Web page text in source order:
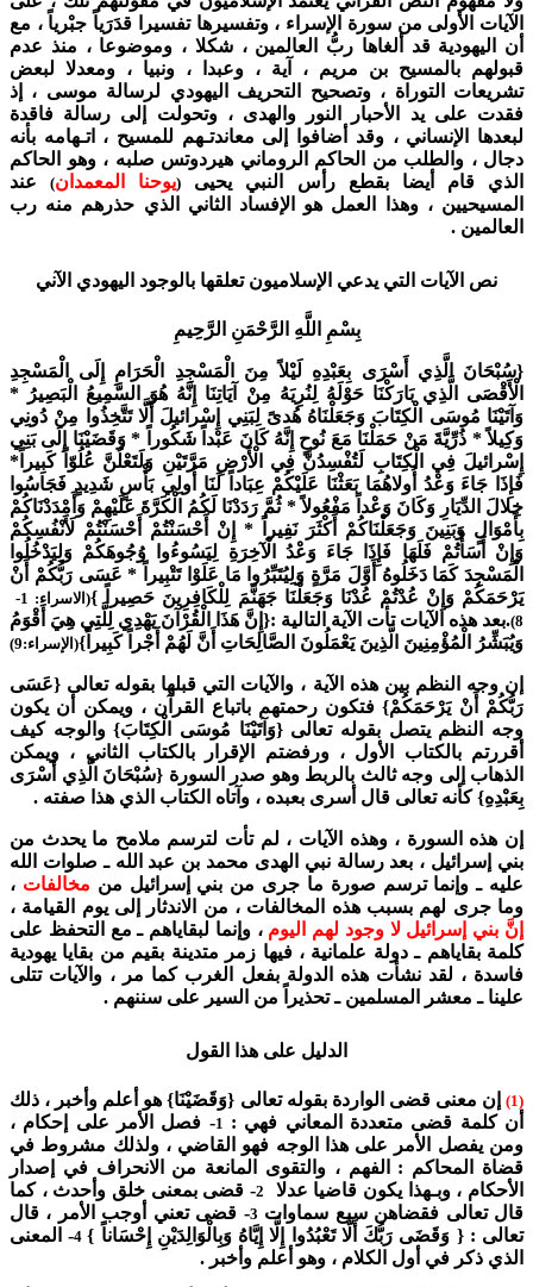
الآيات الأولى من سورة الإسراء ، وتفسيرها تفسيرا قدَرَياً جبْرياً ، مع
أن اليهودية قد ألغاها ربُّ العالمين ، شكلا ، وموضوعا ، منذ عدم
قبولهم بالمسيح بن مريم ، آية ، وعبدا ، ونبيا ، ومعدلا لبعض
تشريعات التوراة ، وتصحيح التحريف اليهودي لرسالة موسى ، إذ
فقدت على يد الأحبار النور والهدى ، وتحولت إلى رسالة فاقدة
لبعدها الإنساني ، وقد أضافوا إلى معاندتـهم للمسيح ، اتـهامه بأنه
دجال ، والطلب من الحاكم الروماني هيردوتس صلبه ، وهو الحاكم
الذي قام أيضا بقطع رأس النبي يحيى (يوحنا المعمدان)عند
المسيحيين ، وهذا العمل هو الإفساد الثاني الذي حذرهم منه رب
العالمين .
نص الآيات التي يدعي الإسلاميون تعلقها بالوجود اليهودي الآني
بِسْمِ اللَّهِ الرَّحْمَنِ الرَّحِيمِ
{سُبْحَانَ الَّذِي أَسْرَى بِعَبْدِهِ لَيْلاً مِنَ الْمَسْجِدِ الْحَرَامِ إِلَى الْمَسْجِدِ
الْأَقْصَى الَّذِي بَارَكْنَا حَوْلَهُ لِنُرِيَهُ مِنْ آيَاتِنَا إِنَّهُ هُوَ السَّمِيعُ الْبَصِيرُ *
وَآتَيْنَا مُوسَى الْكِتَابَ وَجَعَلْنَاهُ هُدىً لِبَنِي إِسْرائيلَ أَلَّا تَتَّخِذُوا مِنْ دُونِي
وَكِيلاً * ذُرِّيَّةَ مَنْ حَمَلْنَا مَعَ نُوحٍ إِنَّهُ كَانَ عَبْداً شَكُوراً * وَقَضَيْنَا إِلَى بَنِي
إِسْرائيلَ فِي الْكِتَابِ لَتُفْسِدُنَّ فِي الْأَرْضِ مَرَّتَيْنِ وَلَتَعْلُنَّ عُلُوّاً كَبِيراً*
فَإِذَا جَاءَ وَعْدُ أُولاهُمَا بَعَثْنَا عَلَيْكُمْ عِبَاداً لَنَا أُولِي بَأْسٍ شَدِيدٍ فَجَاسُوا
خِلالَ الدِّيَارِ وَكَانَ وَعْداً مَفْعُولاً * ثُمَّ رَدَدْنَا لَكُمُ الْكَرَّةَ عَلَيْهِمْ وَأَمْدَدْنَاكُمْ
بِأَمْوَالٍ وَبَنِينَ وَجَعَلْنَاكُمْ أَكْثَرَ نَفِيراً * إِنْ أَحْسَنْتُمْ أَحْسَنْتُمْ لَأَنْفُسِكُمْ
وَإِنْ أَسَأْتُمْ فَلَهَا فَإِذَا جَاءَ وَعْدُ الْآخِرَةِ لِيَسُوءُوا وُجُوهَكُمْ وَلِيَدْخُلُوا
الْمَسْجِدَ كَمَا دَخَلُوهُ أَوَّلَ مَرَّةٍ وَلِيُتَبِّرُوا مَا عَلَوْا تَتْبِيراً * عَسَى رَبُّكُمْ أَنْ
يَرْحَمَكُمْ وَإِنْ عُدْتُمْ عُدْنَا وَجَعَلْنَا جَهَنَّمَ لِلْكَافِرِينَ حَصِيراً }
(الاسراء: 1-
8) .بعد هذه الآيات تأت الآية التالية :{إِنَّ هَذَا الْقُرْآنَ يَهْدِي لِلَّتِي هِيَ أَقْوَمُ
وَيُبَشِّرُ الْمُؤْمِنِينَ الَّذِينَ يَعْمَلُونَ الصَّالِحَاتِ أَنَّ لَهُمْ أَجْراً كَبِيراً}(الإسراء:9)
إن وجه النظم بين هذه الآية ، والآيات التي قبلها بقوله تعالى {عَسَى
رَبُّكُمْ أَنْ يَرْحَمَكُمْ} فتكون رحمتهم باتباع القرآن ، ويمكن أن يكون
وجه النظم يتصل بقوله تعالى {وَآتَيْنَا مُوسَى الْكِتَابَ} والوجه كيف
أقررتم بالكتاب الأول ، ورفضتم الإقرار بالكتاب الثاني ، ويمكن
الذهاب إلى وجه ثالث بالربط وهو صدر السورة {سُبْحَانَ الَّذِي أَسْرَى
بِعَبْدِهِ} كأنه تعالى قال أسرى بعبده ، وآتاه الكتاب الذي هذا صفته .
إن هذه السورة ، وهذه الآيات ، لم تأت لترسم ملامح ما يحدث من
بني إسرائيل ، بعد رسالة نبي الهدى محمد بن عبد الله ـ صلوات الله
عليه ـ وإنما ترسم صورة ما جرى من بني إسرائيل من مخالفات ،
وما جرى لهم بسبب هذه المخالفات ، من الاندثار إلى يوم القيامة ،
إنَّ بني إسرائيل لا وجود لهم اليوم ، وإنما لبقاياهم ـ مع التحفظ على
كلمة بقاياهم ـ دولة علمانية ، فيها زمر متدينة بقيم من بقايا يهودية
فاسدة ، لقد نشأت هذه الدولة بفعل الغرب كما مر ، والآيات تتلى
علينا ـ معشر المسلمين ـ تحذيراً من السير على سننهم .
الدليل على هذا القول
(1)
إن معنى قضى الواردة بقوله تعالى {وَقَضَيْنَا} هو أعلم وأخبر ، ذلك
أن كلمة قضى متعددة المعاني فهي : 1- فصل الأمر على إحكام ،
ومن يفصل الأمر على هذا الوجه فهو القاضي ، ولذلك مشروط في
قضاة المحاكم : الفهم ، والتقوى المانعة من الانحراف في إصدار
الأحكام ، وبـهذا يكون قاضيا عدلا
2- قضى بمعنى خلق وأحدث ، كما
قال تعالى فقضاهن سبع سماوات 3- قضى تعني أوجب الأمر ، قال
تعالى : { وَقَضَى رَبُّكَ أَلَّا تَعْبُدُوا إِلَّا إِيَّاهُ وَبِالْوَالِدَيْنِ إِحْسَاناً }4
- المعنى
الذي ذكر في أول الكلام ، وهو أعلم وأخبر .